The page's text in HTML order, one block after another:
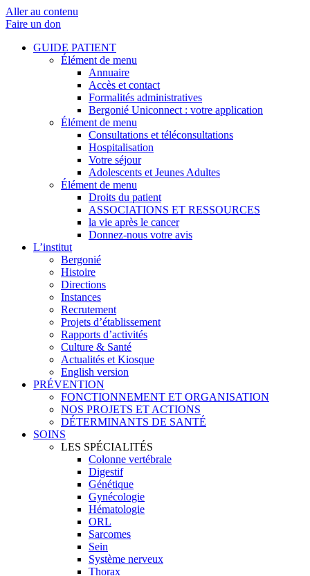
Aller au contenu
Faire un don
GUIDE PATIENT
Élément de menu
Annuaire
Accès et contact
Formalités administratives
Bergonié Uniconnect : votre application
Élément de menu
Consultations et téléconsultations
Hospitalisation
Votre séjour
Adolescents et Jeunes Adultes
Élément de menu
Droits du patient
ASSOCIATIONS ET RESSOURCES
la vie après le cancer
Donnez-nous votre avis
L’institut
Bergonié
Histoire
Directions
Instances
Recrutement
Projets d’établissement
Rapports d’activités
Culture & Santé
Actualités et Kiosque
English version
PRÉVENTION
FONCTIONNEMENT ET ORGANISATION
NOS PROJETS ET ACTIONS
DÉTERMINANTS DE SANTÉ
SOINS
LES SPÉCIALITÉS
Colonne vertébrale
Digestif
Génétique
Gynécologie
Hématologie
ORL
Sarcomes
Sein
Système nerveux
Thorax